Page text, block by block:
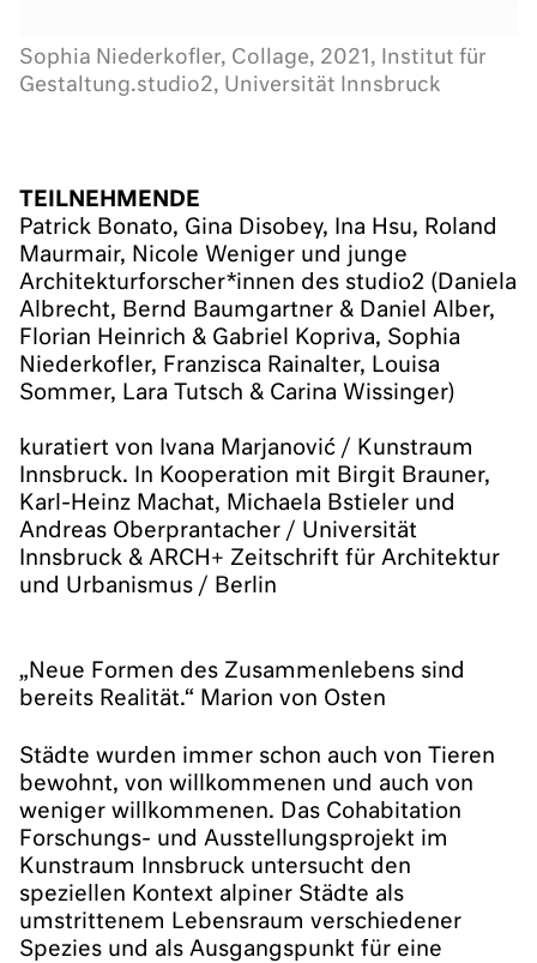
Sophia Niederkofler, Collage, 2021, Institut für
Gestaltung.studio2, Universität Innsbruck
TEILNEHMENDE
Patrick Bonato, Gina Disobey, Ina Hsu, Roland
Maurmair, Nicole Weniger und junge
Architekturforscher*innen des studio2 (Daniela
Albrecht, Bernd Baumgartner & Daniel Alber,
Florian Heinrich & Gabriel Kopriva, Sophia
Niederkofler, Franzisca Rainalter, Louisa
Sommer, Lara Tutsch & Carina Wissinger)
kuratiert von Ivana Marjanović / Kunstraum
Innsbruck. In Kooperation mit Birgit Brauner,
Karl-Heinz Machat, Michaela Bstieler und
Andreas Oberprantacher / Universität
Innsbruck & ARCH+ Zeitschrift für Architektur
und Urbanismus / Berlin
„Neue Formen des Zusammenlebens sind
bereits Realität.“ Marion von Osten
Städte wurden immer schon auch von Tieren
bewohnt, von willkommenen und auch von
weniger willkommenen. Das Cohabitation
Forschungs- und Ausstellungsprojekt im
Kunstraum Innsbruck untersucht den
speziellen Kontext alpiner Städte als
umstrittenem Lebensraum verschiedener
Spezies und als Ausgangspunkt für eine